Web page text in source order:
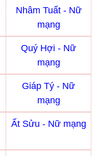
Nhâm Tuất - Nữ
mạng
Quý Hợi - Nữ
mạng
Giáp Tý - Nữ
mạng
Ất Sửu - Nữ mạng